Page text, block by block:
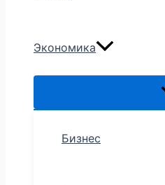
Экономика
Бизнес